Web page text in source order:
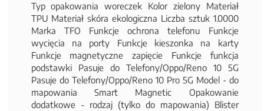
Typ opakowania woreczek Kolor zielony Materiał
TPU Materiał skóra ekologiczna Liczba sztuk 1.0000
Marka TFO Funkcje ochrona telefonu Funkcje
wycięcia na porty Funkcje kieszonka na karty
Funkcje magnetyczne zapięcie Funkcje funkcja
podstawki Pasuje do Telefony/Oppo/Reno 10 5G
Pasuje do Telefony/Oppo/Reno 10 Pro 5G Model - do
mapowania Smart Magnetic Opakowanie
dodatkowe - rodzaj (tylko do mapowania) Blister